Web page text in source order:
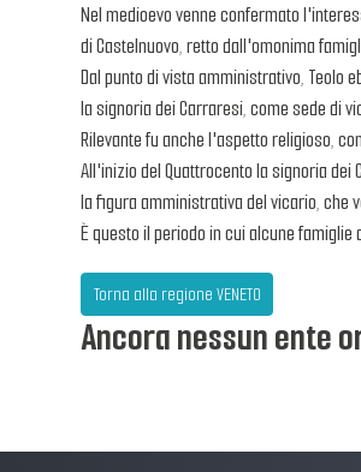
Nel medioevo venne confermato
di Castelnuovo, retto dall'omonima
Dal punto di vista amministrativo, Teolo
la signoria dei Carraresi, come sede di
Rilevante fu anche l'aspetto religioso,
All'inizio del Quattrocento la signoria dei
la figura amministrativa del vicario, che
È questo il periodo in cui alcune
Torna alla regione VENETO
Ancora nessun ente